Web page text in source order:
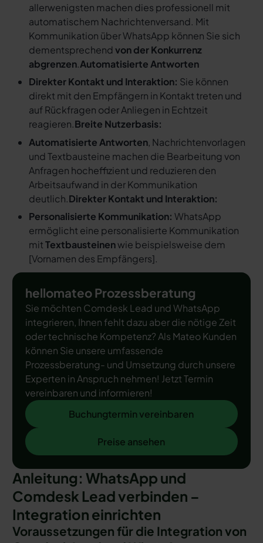
allerwenigsten machen dies professionell mit
automatischem Nachrichtenversand. Mit
Kommunikation über WhatsApp können Sie sich
dementsprechendvon der Konkurrenz
abgrenzen.Automatisierte Antworten
Direkter Kontakt und Interaktion: Sie können
direkt mit den Empfängern in Kontakt treten und
auf Rückfragen oder Anliegen in Echtzeit
reagieren.Breite Nutzerbasis:
Automatisierte Antworten, Nachrichtenvorlagen
und Textbausteine machen die Bearbeitung von
Anfragen hocheffizient und reduzieren den
Arbeitsaufwand in der Kommunikation
deutlich.Direkter Kontakt und Interaktion:
Personalisierte Kommunikation: WhatsApp
ermöglicht eine personalisierte Kommunikation
mitTextbausteinenwie beispielsweise dem
[Vornamen des Empfängers].
hellomateo Prozessberatung
Sie möchten Comdesk Lead und WhatsApp
integrieren, Ihnen fehlt dazu aber die nötige Zeit
oder technische Kompetenz? Als Mateo Kunden
können Sie unsere umfassende
Prozessberatung- und Umsetzung durch unsere
Experten in Anspruch nehmen! Jetzt Termin
vereinbaren und informieren!
Buchungtermin vereinbaren
Buchungtermin vereinbaren
Preise ansehen
Preise ansehen
Anleitung: WhatsApp und
Comdesk Lead verbinden –
Integration einrichten
Voraussetzungen für die Integration von